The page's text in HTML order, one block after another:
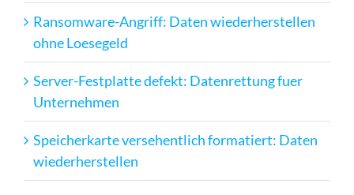
Ransomware-Angriff: Daten wiederherstellen
ohne Loesegeld
Server-Festplatte defekt: Datenrettung fuer
Unternehmen
Speicherkarte versehentlich formatiert: Daten
wiederherstellen